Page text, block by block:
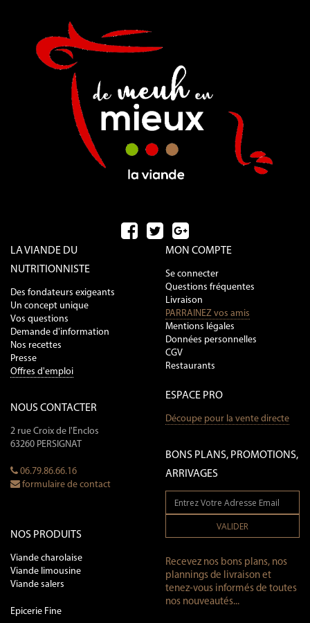
LA VIANDE DU
NUTRITIONNISTE
Des fondateurs exigeants
Un concept unique
Vos questions
Demande d'information
Nos recettes
Presse
Offres d'emploi
NOUS CONTACTER
2 rue Croix de l'Enclos
63260 PERSIGNAT
06.79.86.66.16
formulaire de contact
NOS PRODUITS
Viande charolaise
Viande limousine
Viande salers
Epicerie Fine
MON COMPTE
Se connecter
Questions fréquentes
Livraison
PARRAINEZ vos amis
Mentions légales
Données personnelles
CGV
Restaurants
ESPACE PRO
Découpe pour la vente directe
BONS PLANS, PROMOTIONS,
ARRIVAGES
VALIDER
Recevez nos bons plans, nos
plannings de livraison et
tenez-vous informés de toutes
nos nouveautés...